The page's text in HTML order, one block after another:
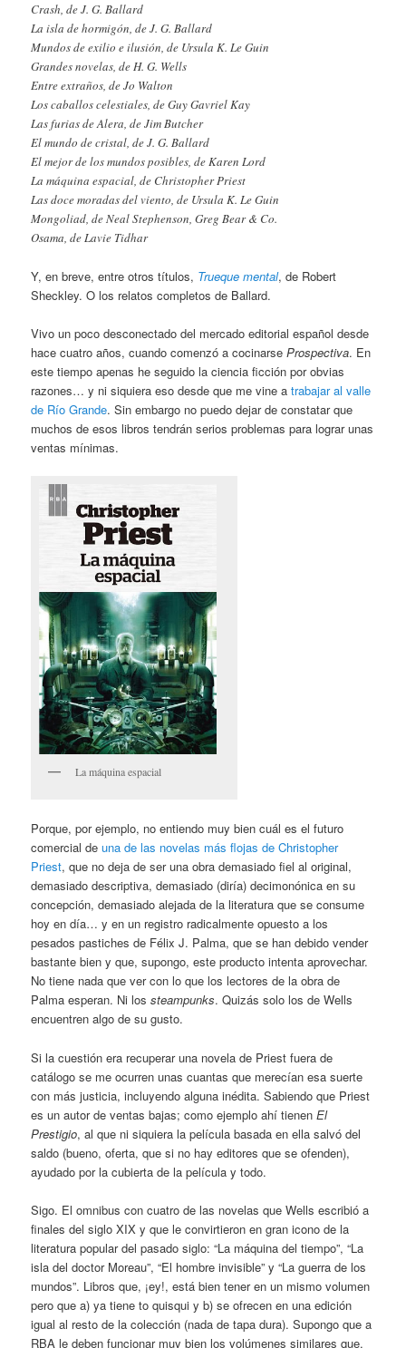
Crash, de J. G. Ballard
La isla de hormigón, de J. G. Ballard
Mundos de exilio e ilusión, de Ursula K. Le Guin
Grandes novelas, de H. G. Wells
Entre extraños, de Jo Walton
Los caballos celestiales, de Guy Gavriel Kay
Las furias de Alera, de Jim Butcher
El mundo de cristal, de J. G. Ballard
El mejor de los mundos posibles, de Karen Lord
La máquina espacial, de Christopher Priest
Las doce moradas del viento, de Ursula K. Le Guin
Mongoliad, de Neal Stephenson, Greg Bear & Co.
Osama, de Lavie Tidhar
Y, en breve, entre otros títulos, Trueque mental, de Robert
Sheckley. O los relatos completos de Ballard.
Vivo un poco desconectado del mercado editorial español desde
hace cuatro años, cuando comenzó a cocinarseProspectiva. En
este tiempo apenas he seguido la ciencia ficción por obvias
razones… y ni siquiera eso desde que me vine atrabajar al valle
de Río Grande. Sin embargo no puedo dejar de constatar que
muchos de esos libros tendrán serios problemas para lograr unas
ventas mínimas.
La máquina espacial
Porque, por ejemplo, no entiendo muy bien cuál es el futuro
comercial deuna de las novelas más flojas de Christopher
Priest, que no deja de ser una obra demasiado fiel al original,
demasiado descriptiva, demasiado (diría) decimonónica en su
concepción, demasiado alejada de la literatura que se consume
hoy en día… y en un registro radicalmente opuesto a los
pesados pastiches de Félix J. Palma, que se han debido vender
bastante bien y que, supongo, este producto intenta aprovechar.
No tiene nada que ver con lo que los lectores de la obra de
Palma esperan. Ni lossteampunks. Quizás solo los de Wells
encuentren algo de su gusto.
Si la cuestión era recuperar una novela de Priest fuera de
catálogo se me ocurren unas cuantas que merecían esa suerte
con más justicia, incluyendo alguna inédita. Sabiendo que Priest
es un autor de ventas bajas; como ejemplo ahí tienenEl
Prestigio, al que ni siquiera la película basada en ella salvó del
saldo (bueno, oferta, que si no hay editores que se ofenden),
ayudado por la cubierta de la película y todo.
Sigo. El omnibus con cuatro de las novelas que Wells escribió a
finales del siglo XIX y que le convirtieron en gran icono de la
literatura popular del pasado siglo: “La máquina del tiempo”, “La
isla del doctor Moreau”, “El hombre invisible” y “La guerra de los
mundos”. Libros que, ¡ey!, está bien tener en un mismo volumen
pero que a) ya tiene to quisqui y b) se ofrecen en una edición
igual al resto de la colección (nada de tapa dura). Supongo que a
RBA le deben funcionar muy bien los volúmenes similares que,